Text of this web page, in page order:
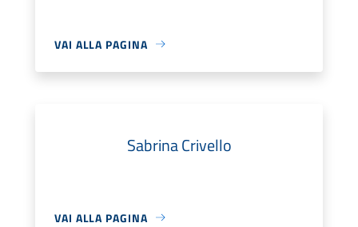
VAI ALLA PAGINA
Sabrina Crivello
VAI ALLA PAGINA